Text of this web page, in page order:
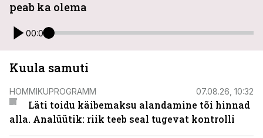
peab ka olema
00:00
Kuula samuti
HOMMIKUPROGRAMM 07.08.26, 10:32
Läti toidu käibemaksu alandamine tõi hinnad
alla. Analüütik: riik teeb seal tugevat kontrolli